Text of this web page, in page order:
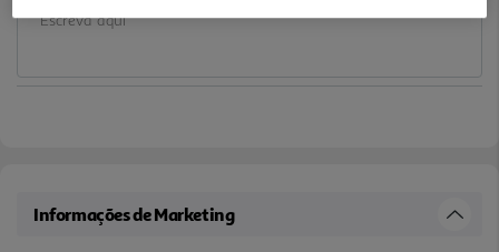
que possa ficar sem tampa até 8 horas.
Informações de Marketing